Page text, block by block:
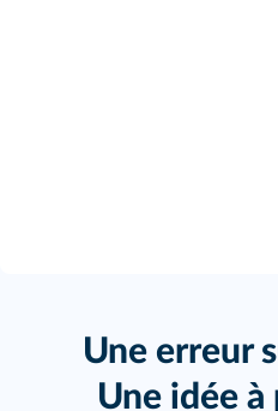
Une erreur
Une idée à